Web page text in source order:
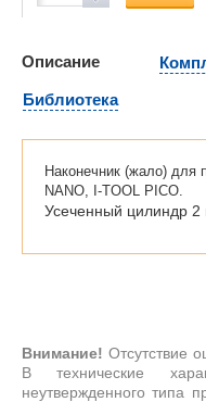
Описание
Библиотека
Наконечник (жало) для
NANO, I-TOOL PICO.
Усеченный цилиндр
Внимание! Отсутствие
В технические
неутвержденного типа